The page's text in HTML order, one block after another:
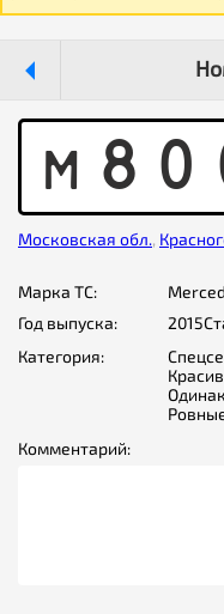
M 8 0
Московская обл.,
Марка ТС:
Год выпуска:
2015
Категория:
Комментарий: